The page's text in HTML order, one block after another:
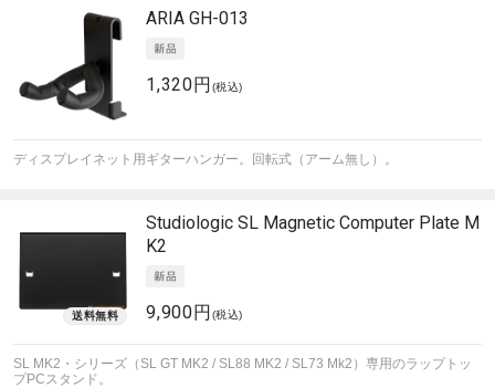
ARIA GH-013
1,320円 (税込)
ディスプレイネット用ギターハンガー。回転式（アーム無し）。
Studiologic SL Magnetic Computer Plate M
K2
9,900円 (税込)
SL MK2・シリーズ（SL GT MK2 / SL88 MK2 / SL73 Mk2）専用のラップトッ
プPCスタンド。